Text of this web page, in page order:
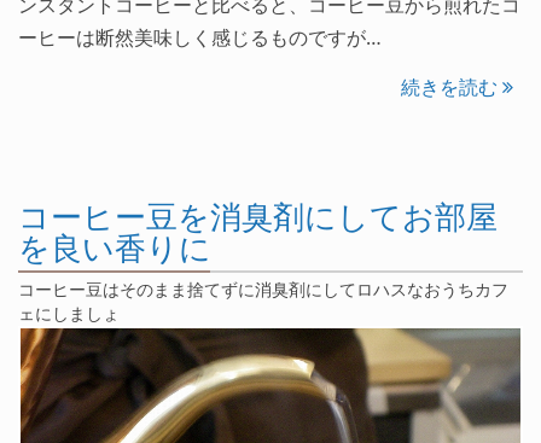
ーヒーは断然美味しく感じるものですが…
続きを読む
コーヒー豆を消臭剤にしてお部屋
を良い香りに
コーヒー豆はそのまま捨てずに消臭剤にしてロハスなおうちカフ
ェにしましょ